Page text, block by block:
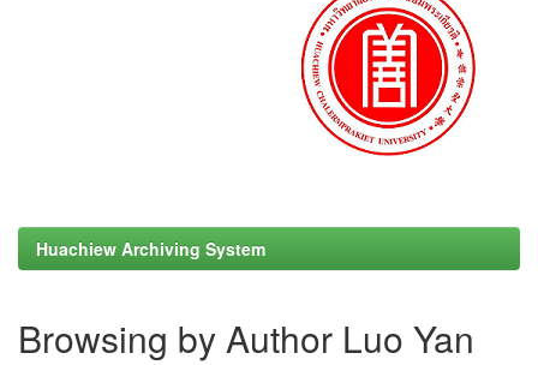
Huachiew Archiving System
Browsing by Author Luo Yan